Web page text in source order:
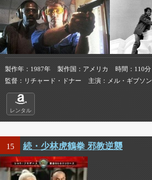
製作年 1987年 製作国 アメリカ 時間
110分
監督
リチャード・ドナー 主演 メル・ギブソン
レンタル
15 続・少林虎鶴拳 邪教逆襲